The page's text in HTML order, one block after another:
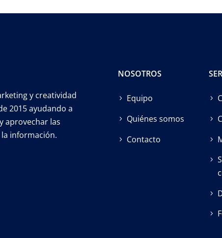
y creatividad
2015 ayudando a
aprovechar las
información.
NOSOTROS
Equipo
Quiénes somos
Contacto